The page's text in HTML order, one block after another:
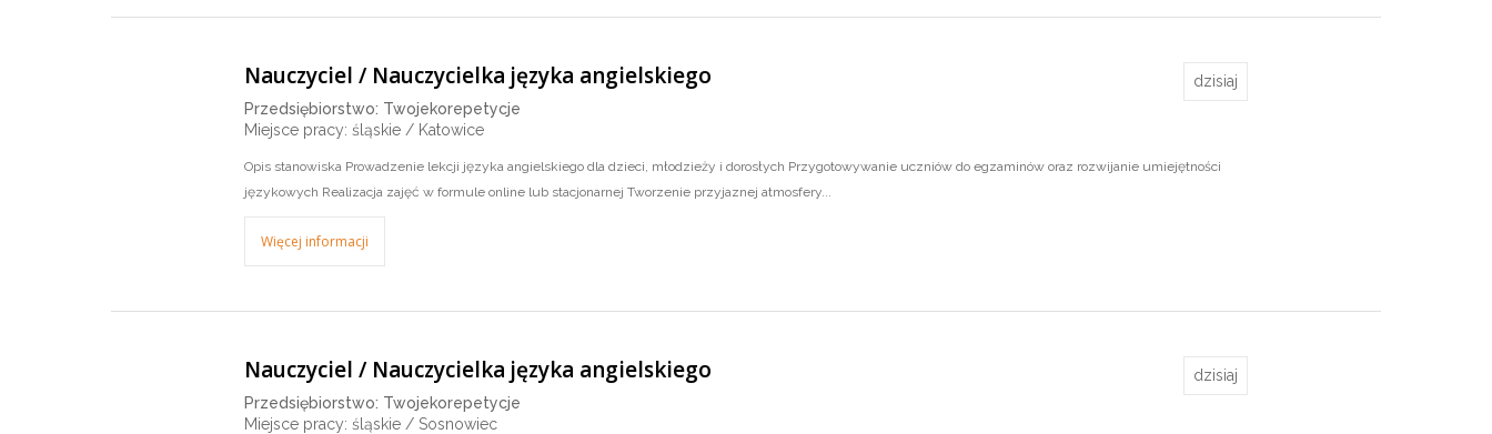
Nauczyciel / Nauczycielka języka angielskiego
Przedsiębiorstwo: Twojekorepetycje
Miejsce pracy: śląskie / Katowice
dzisiaj
Opis stanowiska Prowadzenie lekcji języka angielskiego dla dzieci, młodzieży i dorosłych Przygotowywanie uczniów do egzaminów oraz rozwijanie umiejętności
językowych Realizacja zajęć w formule online lub stacjonarnej Tworzenie przyjaznej atmosfery...
Więcej informacji
Nauczyciel / Nauczycielka języka angielskiego
Przedsiębiorstwo: Twojekorepetycje
Miejsce pracy: śląskie / Sosnowiec
dzisiaj